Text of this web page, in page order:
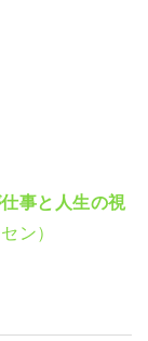
事と人生の視
ン）